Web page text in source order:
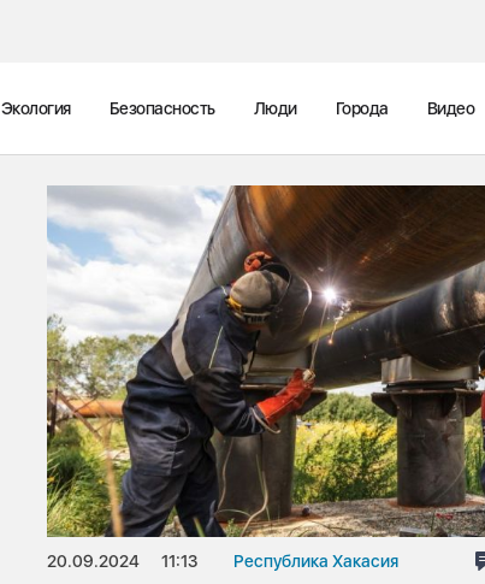
Экология Безопасность Люди Города Видео
20.09.2024 11:13 Республика Хакасия